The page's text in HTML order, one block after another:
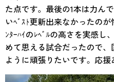
た点です。最後の1本は力ん
いﾍﾞｽﾄ更新出来なかったの
ﾝﾀｰﾊｲのﾚﾍﾞﾙの高さを実感し
めて思える試合だったので、
ように頑張りたいです。応援